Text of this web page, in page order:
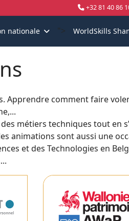
+32 81 40 86
nationale "> WorldSkills
Apprendre comment faire
métiers techniques tout en
animations sont aussi une
et des Technologies en